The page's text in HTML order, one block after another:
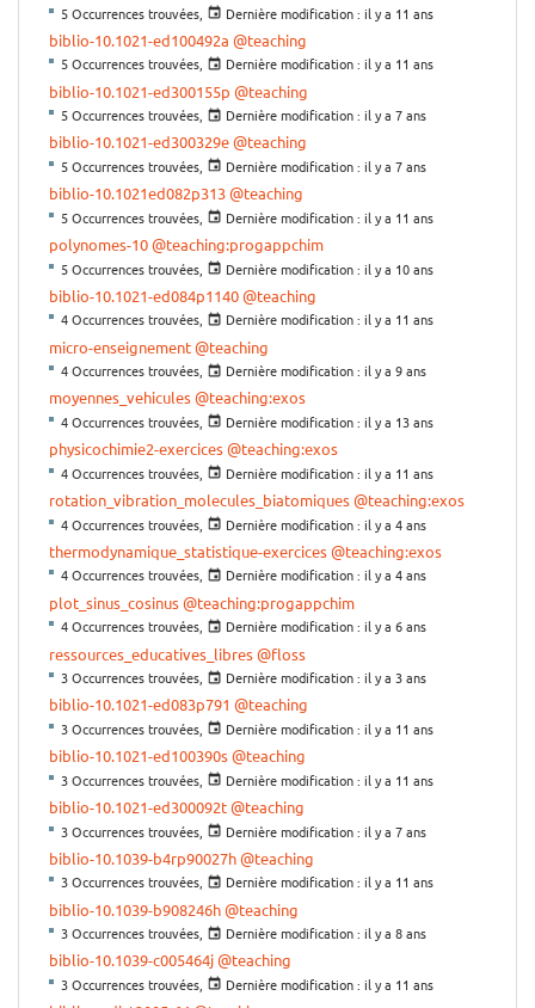
5 Occurrences trouvées, Dernière modification : il y a 11 ans
biblio-10.1021-ed100492a @teaching
5 Occurrences trouvées, Dernière modification : il y a 11 ans
biblio-10.1021-ed300155p @teaching
5 Occurrences trouvées, Dernière modification : il y a 7 ans
biblio-10.1021-ed300329e@teaching
5 Occurrences trouvées, Dernière modification : il y a 7 ans
biblio-10.1021ed082p313@teaching
5 Occurrences trouvées, Dernière modification : il y a 11 ans
polynomes-10@teaching:progappchim
5 Occurrences trouvées, Dernière modification : il y a 10 ans
biblio-10.1021-ed084p1140@teaching
4 Occurrences trouvées, Dernière modification : il y a 11 ans
micro-enseignement@teaching
4 Occurrences trouvées, Dernière modification : il y a 9 ans
moyennes_vehicules@teaching:exos
4 Occurrences trouvées, Dernière modification : il y a 13 ans
physicochimie2-exercices@teaching:exos
4 Occurrences trouvées, Dernière modification : il y a 11 ans
rotation_vibration_molecules_biatomiques@teaching:exos
4 Occurrences trouvées, Dernière modification : il y a 4 ans
thermodynamique_statistique-exercices@teaching:exos
4 Occurrences trouvées, Dernière modification : il y a 4 ans
plot_sinus_cosinus@teaching:progappchim
4 Occurrences trouvées, Dernière modification : il y a 6 ans
ressources_educatives_libres@floss
3 Occurrences trouvées, Dernière modification : il y a 3 ans
biblio-10.1021-ed083p791 @teaching
3 Occurrences trouvées, Dernière modification : il y a 11 ans
biblio-10.1021-ed100390s@teaching
3 Occurrences trouvées, Dernière modification : il y a 11 ans
biblio-10.1021-ed300092t@teaching
3 Occurrences trouvées, Dernière modification : il y a 7 ans
biblio-10.1039-b4rp90027h@teaching
3 Occurrences trouvées, Dernière modification : il y a 11 ans
biblio-10.1039-b908246h@teaching
3 Occurrences trouvées, Dernière modification : il y a 8 ans
biblio-10.1039-c005464j@teaching
3 Occurrences trouvées, Dernière modification : il y a 11 ans